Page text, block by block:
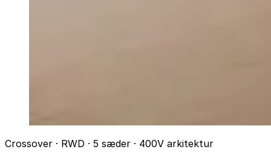
Crossover · RWD · 5 sæder · 400V arkitektur